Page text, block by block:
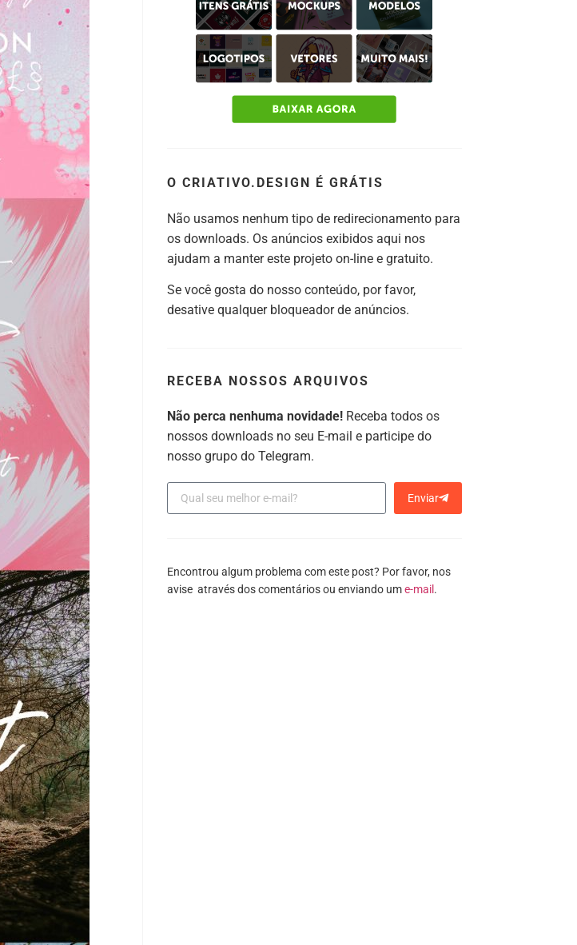
O CRIATIVO.DESIGN É GRÁTIS
Não usamos nenhum tipo de redirecionamento para
os downloads. Os anúncios exibidos aqui nos
ajudam a manter este projeto on-line e gratuito.
Se você gosta do nosso conteúdo, por favor,
desative qualquer bloqueador de anúncios.
RECEBA NOSSOS ARQUIVOS
Não perca nenhuma novidade!Receba todos os
nossos downloads no seu E-mail e participe do
nosso grupo do Telegram.
Enviar
Encontrou algum problema com este post? Por favor, nos
avise através dos comentários ou enviando ume-mail .